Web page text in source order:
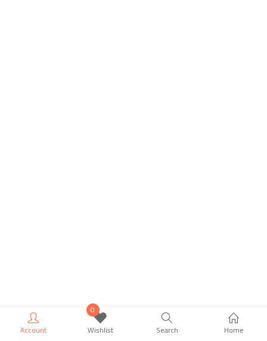
Home
Search
0
Wishlist
Account